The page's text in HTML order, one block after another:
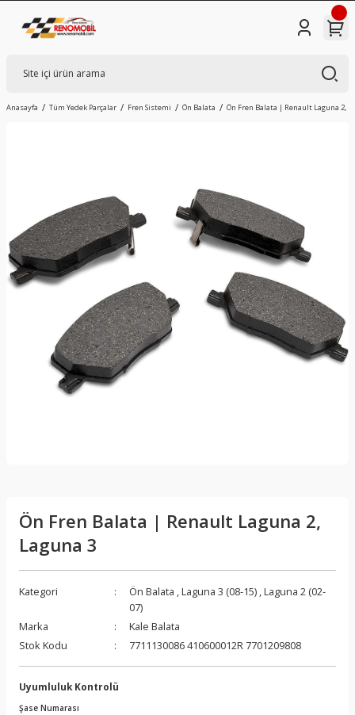
Anasayfa Tüm Yedek Parçalar Fren Sistemi Ön Balata Ön Fren Balata | Renault Laguna 2,
Ön Fren Balata | Renault Laguna 2,
Laguna 3
Kategori Ön Balata ,Laguna 3 (08-15) ,Laguna 2 (02-
07)
Marka
Kale Balata
Stok Kodu
7711130086 410600012R 7701209808
Uyumluluk Kontrolü
Şase Numarası